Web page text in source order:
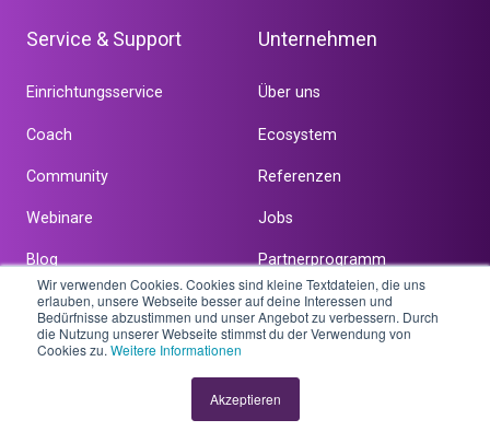
Wir verwenden Cookies. Cookies sind kleine Textdateien, die uns
erlauben, unsere Webseite besser auf deine Interessen und
Bedürfnisse abzustimmen und unser Angebot zu verbessern. Durch
die Nutzung unserer Webseite stimmst du der Verwendung von
Cookies zu. Weitere Informationen
Akzeptieren
Service & Support
Einrichtungsservice
Coach
Community
Webinare
Blog
FAQ
Kontakt
Unternehmen
Über uns
Ecosystem
Referenzen
Jobs
Partnerprogramm
Branchen & Partner